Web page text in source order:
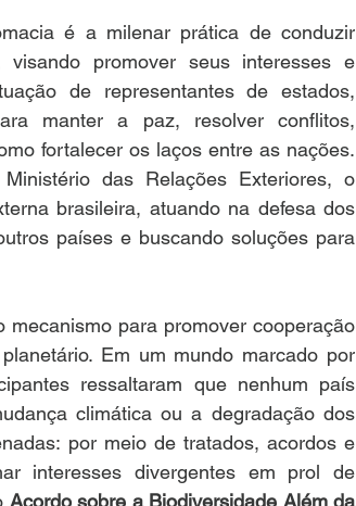
é a milenar prática de conduzir
visando promover seus interesses e
de representantes de estados,
manter a paz, resolver conflitos,
fortalecer os laços entre as nações.
das Relações Exteriores, o
brasileira, atuando na defesa dos
países e buscando soluções para
para promover cooperação
Em um mundo marcado por
ressaltaram que nenhum país
climática ou a degradação dos
por meio de tratados, acordos e
interesses divergentes em prol de
Acordo sobre a Biodiversidade Além da